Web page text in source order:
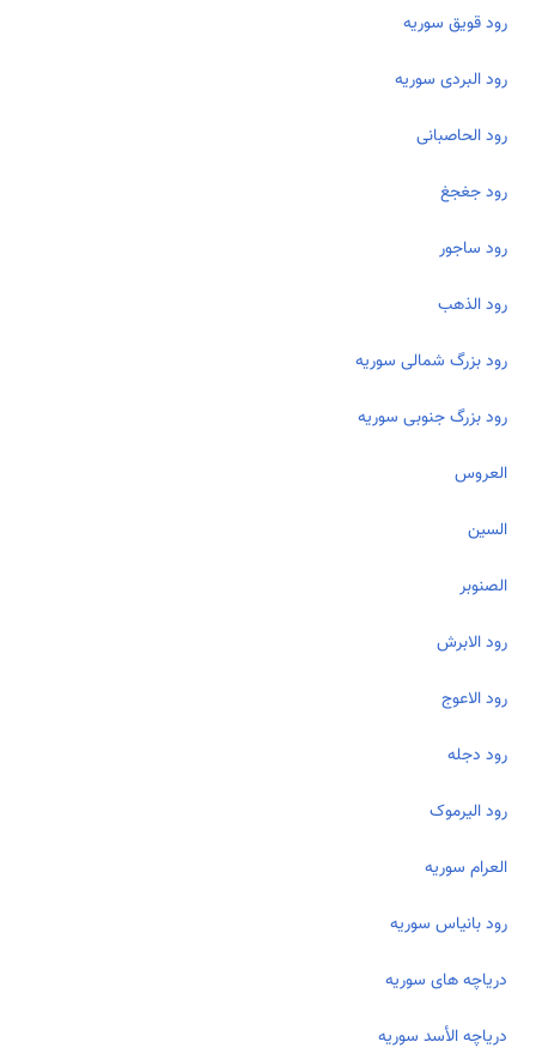
رود قویق سوریه
رود البردی سوریه
رود الحاصبانی
رود جغجغ
رود ساجور
رود الذهب
رود بزرگ شمالی سوریه
رود بزرگ جنوبی سوریه
العروس
السین
الصنوبر
رود الابرش
رود الاعوج
رود دجله
رود الیرموک
العرام سوریه
رود بانیاس سوریه
دریاچه های سوریه
دریاچه الأسد سوریه